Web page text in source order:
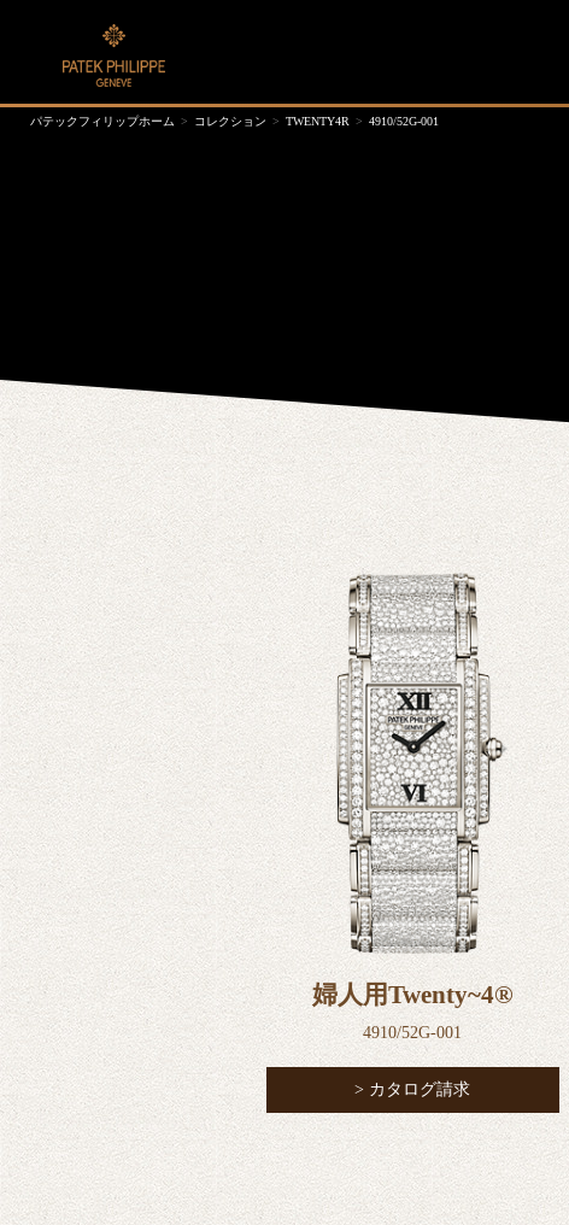
パテックフィリップホーム コレクション TWENTY4R 4910/52G-001
婦人用Twenty~4®
4910/52G-001
> カタログ請求